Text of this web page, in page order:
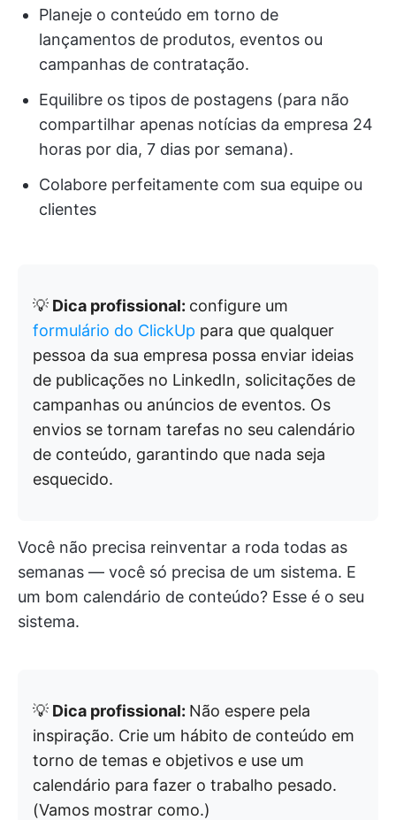
Planeje o conteúdo em torno de
lançamentos de produtos, eventos ou
campanhas de contratação.
Equilibre os tipos de postagens (para não
compartilhar apenas notícias da empresa 24
horas por dia, 7 dias por semana).
Colabore perfeitamente com sua equipe ou
clientes
💡 Dica profissional: configure um
formulário do ClickUp para que qualquer
pessoa da sua empresa possa enviar ideias
de publicações no LinkedIn, solicitações de
campanhas ou anúncios de eventos. Os
envios se tornam tarefas no seu calendário
de conteúdo, garantindo que nada seja
esquecido.
Você não precisa reinventar a roda todas as
semanas — você só precisa de um sistema. E
um bom calendário de conteúdo? Esse é o seu
sistema.
💡 Dica profissional: Não espere pela
inspiração. Crie um hábito de conteúdo em
torno de temas e objetivos e use um
calendário para fazer o trabalho pesado.
(Vamos mostrar como.)